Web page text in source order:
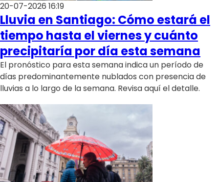
20-07-2026 16:19
Lluvia en Santiago: Cómo estará el
tiempo hasta el viernes y cuánto
precipitaría por día esta semana
El pronóstico para esta semana indica un período de
días predominantemente nublados con presencia de
lluvias a lo largo de la semana. Revisa aquí el detalle.